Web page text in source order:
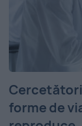
forme de